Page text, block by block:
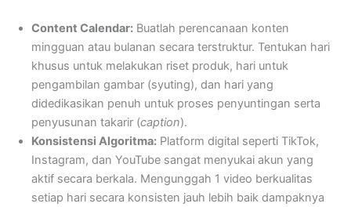
Content Calendar: Buatlah perencanaan konten
mingguan atau bulanan secara terstruktur. Tentukan hari
khusus untuk melakukan riset produk, hari untuk
pengambilan gambar (syuting), dan hari yang
didedikasikan penuh untuk proses penyuntingan serta
penyusunan takarir (caption).
Konsistensi Algoritma: Platform digital seperti TikTok,
Instagram, dan YouTube sangat menyukai akun yang
aktif secara berkala. Mengunggah 1 video berkualitas
setiap hari secara konsisten jauh lebih baik dampaknya